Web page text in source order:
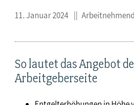
11. Januar 2024
So lautet das Angebot
Arbeitgeberseite